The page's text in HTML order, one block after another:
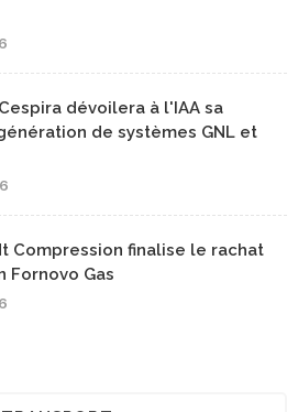
Cespira dévoilera à l'IAA sa
de systèmes GNL et
Compression finalise le rachat
Fornovo Gas